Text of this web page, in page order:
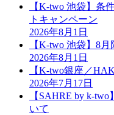
【K-two 池袋】条
トキャンペーン
2026年8月1日
【K-two 池袋】8
2026年8月1日
【K-two銀座／
2026年7月17日
【SAHRE by k-
いて